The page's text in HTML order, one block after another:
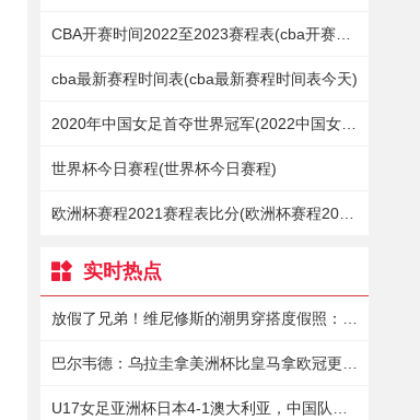
cba最新赛程时间表(cba最新赛程时间表今天)
世界杯今日赛程(世界杯今日赛程)
实时热点